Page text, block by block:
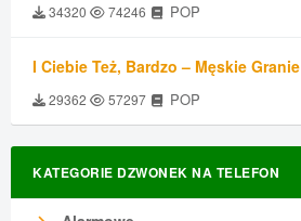
34320 74246 POP
I Ciebie Też, Bardzo – Męskie Granie
29362 57297 POP
KATEGORIE DZWONEK NA TELEFON